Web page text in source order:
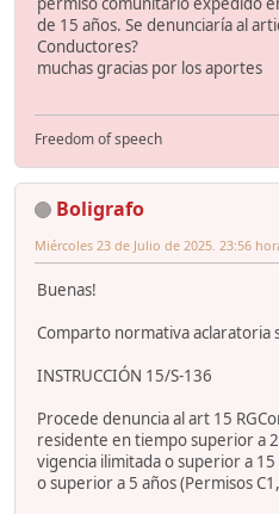
de 15 años. Se denunciaría al
Conductores?
muchas gracias por los aportes
Freedom of speech
Boligrafo
Miércoles 23 de Julio de 2025. 23:56
Buenas!
Comparto normativa aclaratoria
INSTRUCCIÓN 15/S-136
Procede denuncia al art 15
residente en tiempo superior a
vigencia ilimitada o superior a
o superior a 5 años (Permisos